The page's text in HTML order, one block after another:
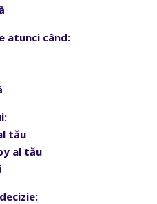
atunci când:
tău
al tău